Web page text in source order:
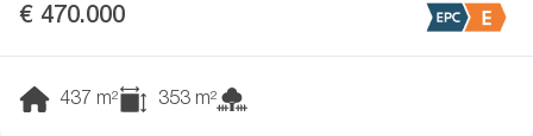
€ 470.000
437 m² 353 m²